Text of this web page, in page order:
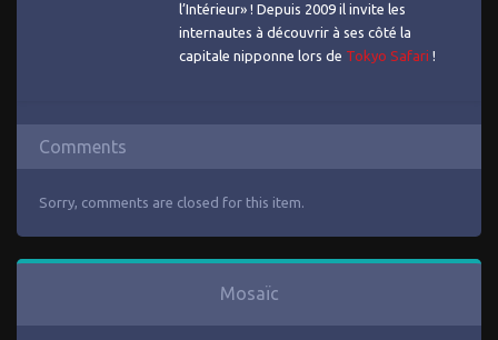
l’Intérieur» ! Depuis 2009 il invite les
internautes à découvrir à ses côté la
capitale nipponne lors de Tokyo Safari !
Comments
Sorry, comments are closed for this item.
Mosaïc